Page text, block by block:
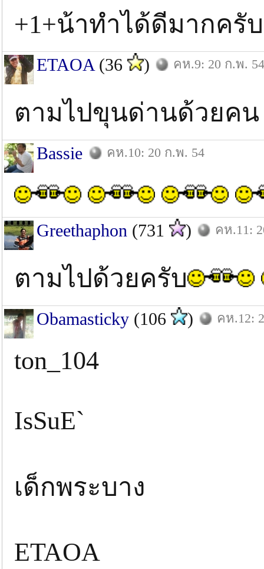
+1+น้าทําได้ดีมากครับ
ETAOA (36 ) คห.9: 20 ก.พ. 54
ตามไปขุนด่านด้วยค
Bassie คห.10: 20 ก.พ. 54
Greethaphon (731 ) คห.11:
ตามไปด้วยครับ
Obamasticky (106 ) คห.12:
ton_104
IsSuE`
เด็กพระบาง
ETAOA